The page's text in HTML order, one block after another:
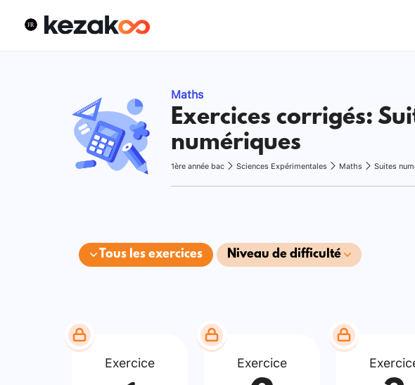
Maths
Exercices corrigés:
numériques
1ère année bac Sciences Expérimentales Maths Suites
Tous les exercices Niveau de difficulté
Exercice Exercice